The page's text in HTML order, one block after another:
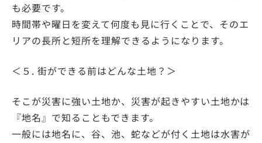
も必要です。
時間帯や曜日を変えて何度も見に行くことで、そのエ
リアの長所と短所を理解できるようになります。
＜５. 街ができる前はどんな土地？＞
そこが災害に強い土地か、災害が起きやすい土地かは
『地名』で知ることもできます。
一般には地名に、谷、池、蛇などが付く土地は水害が